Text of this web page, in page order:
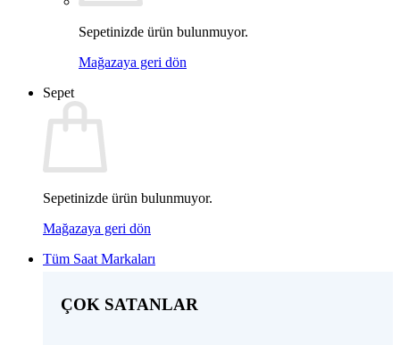
Sepetinizde ürün bulunmuyor.
Mağazaya geri dön
Sepet
Sepetinizde ürün bulunmuyor.
Mağazaya geri dön
Tüm Saat Markaları
ÇOK SATANLAR